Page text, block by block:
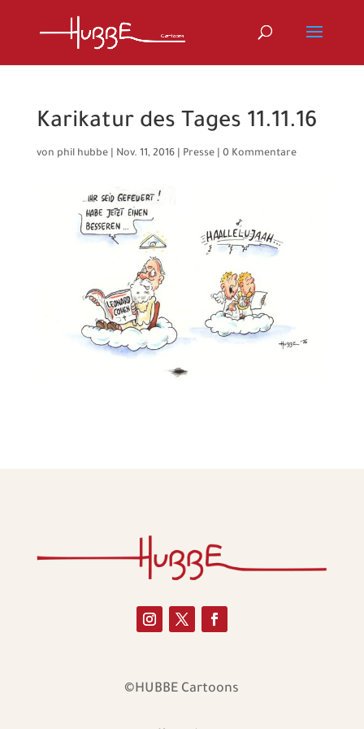
Karikatur des Tages 11.11.16
von phil hubbe| Nov. 11, 2016| Presse| 0 Kommentare
©HUBBE Cartoons